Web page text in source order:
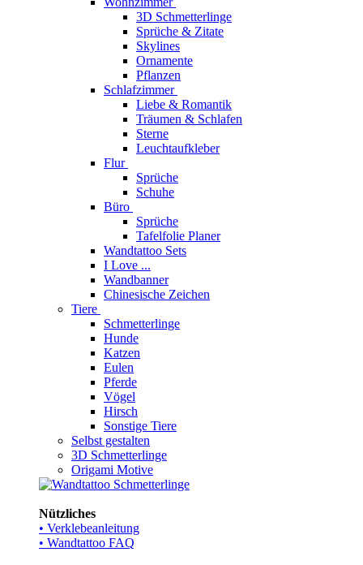
3D Schmetterlinge
Sprüche & Zitate
Skylines
Ornamente
Pflanzen
Schlafzimmer
Liebe & Romantik
Träumen & Schlafen
Sterne
Leuchtaufkleber
Flur
Sprüche
Schuhe
Büro
Sprüche
Tafelfolie Planer
Wandtattoo Sets
I Love ...
Wandbanner
Chinesische Zeichen
Tiere
Schmetterlinge
Hunde
Katzen
Eulen
Pferde
Vögel
Hirsch
Sonstige Tiere
Selbst gestalten
3D Schmetterlinge
Origami Motive
Nützliches
• Verklebeanleitung
• Wandtattoo FAQ